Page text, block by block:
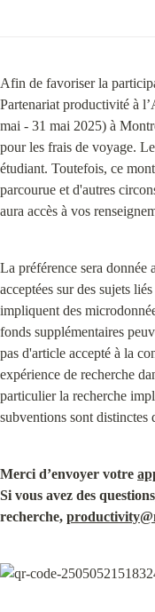
Afin de favoriser la
Partenariat productivité à
mai - 31 mai 2025) à
pour les frais de voyage.
étudiant. Toutefois, ce
parcourue et d'autres
aura accès à vos
La préférence sera donnée
acceptées sur des sujets
impliquent des
fonds supplémentaires
pas d'article accepté à la
expérience de recherche
particulier la recherche
subventions sont
Merci d’envoyer votre
Si vous avez des
recherche,